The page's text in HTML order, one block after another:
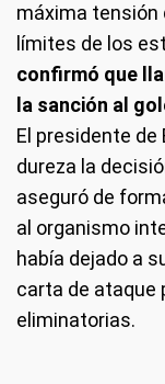
máxima tensión
límites de los
confirmó que
la sanción al
El presidente
dureza la
aseguró de
al organismo
había dejado a
carta de ataque
eliminatorias.